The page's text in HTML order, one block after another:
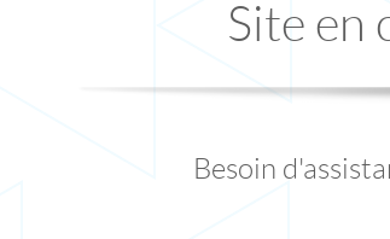
Site en
Besoin